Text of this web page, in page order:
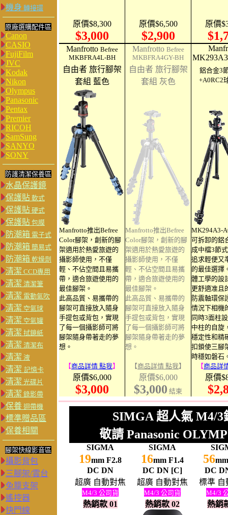
機身 轉接環
原廠選購配件區
Canon
CASIO
FujiFilm
JVC
Kodak
Nikon
Olympus
Panasonic
Pentax
Premier
RICOH
SamSung
SANYO
SONY
防護清潔保養區
水晶保護鏡
保護貼 軟式
保護貼 硬式
保護貼 包膜
防潮箱 電子式
防潮箱 簡易式
防潮箱 乾燥劑
清潔 CCD專用
清潔 清潔筆
清潔 電動氣吹
清潔 空氣球
清潔 空氣罐
清潔 拭鏡紙
清潔 清潔布
清潔 液
清潔 記憶卡
清潔 光碟片
清潔 錄影帶
保養 迴帶機
標準贈品區
保養相關
腳架快線影音區
攝影背包
三腳架/雲台
兔籠支架
遙控器
快門線
原價$8,300
$3,000
原價$6,500
$2,900
原價
Manfrotto Befree
MKBFRA4L-BH
Manfrotto Befree
MKBFRA4GY-BH
自由者 旅行腳架
套組 藍色
自由者 旅行腳架
套組 灰色
鋁合金3
+A0RC2
Manfrotto推出Befree
Color腳架，創新的腳
架適用於熱愛旅遊的
攝影師使用，不僅
輕、不佔空間且易攜
帶，適合旅遊使用的
最佳腳架。
此高品質、易攜帶的
腳架可直接放入隨身
手提包或背包，實現
了每一個攝影師可將
腳架隨身帶著走的夢
想。
Manfrotto推出Befree
Color腳架，創新的腳
架適用於熱愛旅遊的
攝影師使用，不僅
輕、不佔空間且易攜
帶，適合旅遊使用的
最佳腳架。
此高品質、易攜帶的
腳架可直接放入隨身
手提包或背包，實現
了每一個攝影師可將
腳架隨身帶著走的夢
想。
MK294A3-
可拆卸的鋁
成中檔3節
追求輕便又
的最佳選擇
體工學的設
更舒適准且
防震軸環保
情況下相機
同時3面柱
中柱的自旋
穩定性和精
扣鎖使三腳
時穩如磐石
【商品詳情 點我】 【商品詳情 點我】 【商品詳
原價$6,000
$3,000
原價$6,000
$3,000 結束
原價
SIMGA 超人氣 M4/3
敬請 Panasonic
SIGMA
19mm F2.8
DC DN
超廣 自動對焦
M4/3 公司貨
SIGMA
16mm F1.4
DC DN [C]
超廣 自動對焦
M4/3 公司貨
56
DC
標準 自
M4/3
熱銷款 01 熱銷款 02 熱銷